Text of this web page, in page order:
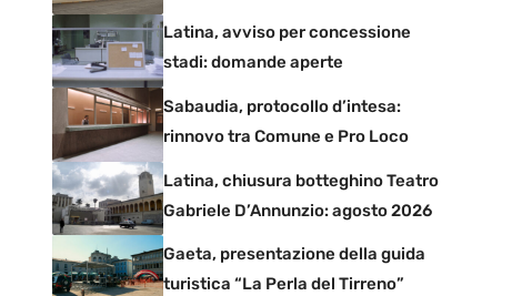
Latina, avviso per concessione
stadi: domande aperte
Sabaudia, protocollo d’intesa:
rinnovo tra Comune e Pro Loco
Latina, chiusura botteghino Teatro
Gabriele D’Annunzio: agosto 2026
Gaeta, presentazione della guida
turistica “La Perla del Tirreno”